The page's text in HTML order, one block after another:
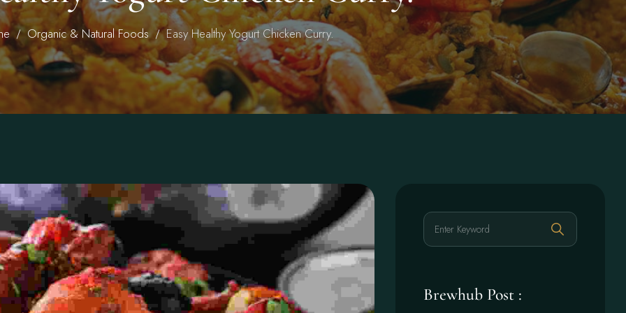
Organic & Natural Foods Easy Healthy Yogurt Chicken Curry.
Brewhub Post :